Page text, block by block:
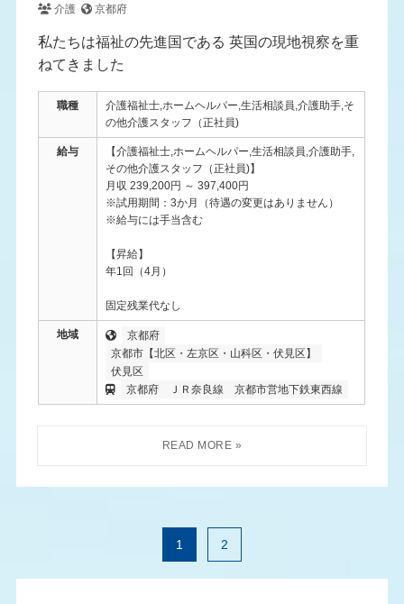
介護 京都府
私たちは福祉の先進国である 英国の現地視察を重
ねてきました
職種
介護福祉士,ホームヘルパー,生活相談員,介護助手,そ
の他介護スタッフ（正社員)
給与
【介護福祉士,ホームヘルパー,生活相談員,介護助手,
その他介護スタッフ（正社員)】
月収 239,200円 ～ 397,400円
※試用期間：3か月（待遇の変更はありません）
※給与には手当含む
【昇給】
年1回（4月）
固定残業代なし
地域
京都府
京都市【北区・左京区・山科区・伏見区】
伏見区
京都府
ＪＲ奈良線 京都市営地下鉄東西線
1 2